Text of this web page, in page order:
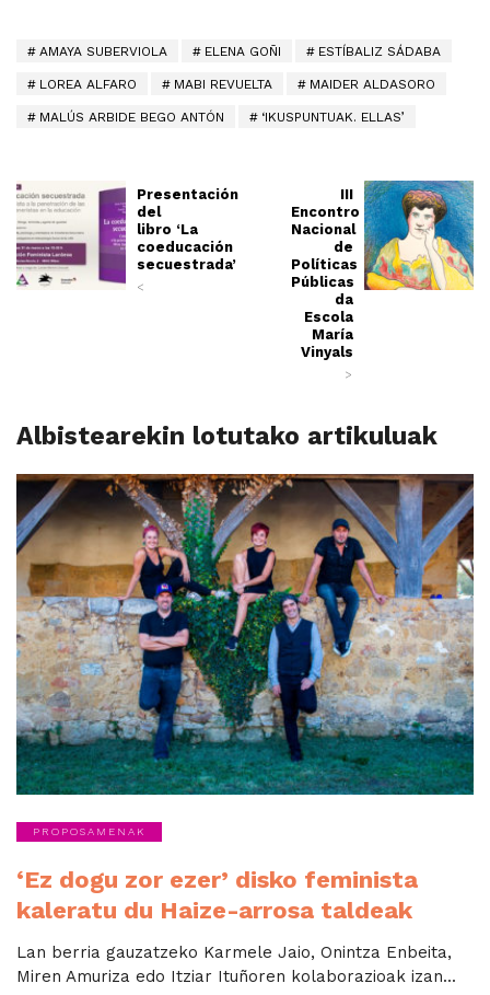
AMAYA SUBERVIOLA ELENA GOÑI ESTÍBALIZ SÁDABA
LOREA ALFARO MABI REVUELTA MAIDER ALDASORO
MALÚS ARBIDE BEGO ANTÓN ‘IKUSPUNTUAK. ELLAS’
Presentación
del
libro ‘La
coeducación
secuestrada’
<
III
Encontro
Nacional
de
Políticas
Públicas
da
Escola
María
Vinyals
>
Albistearekin lotutako artikuluak
PROPOSAMENAK
‘Ez dogu zor ezer’ disko feminista
kaleratu du Haize-arrosa taldeak
Lan berria gauzatzeko Karmele Jaio, Onintza Enbeita,
Miren Amuriza edo Itziar Ituñoren kolaborazioak izan...